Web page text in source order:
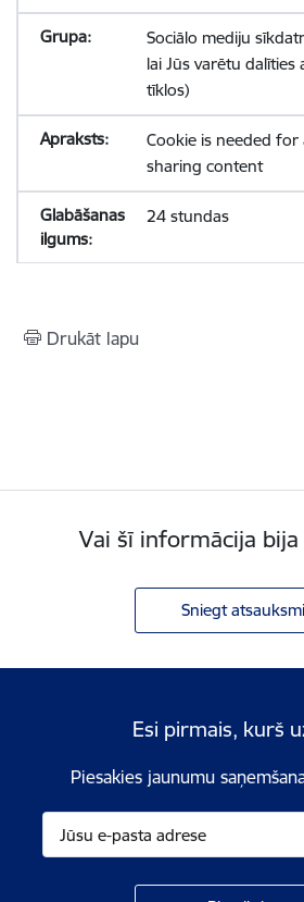
Sociālo mediju
lai Jūs varētu dalīties
tīklos)
Cookie is needed
sharing content
24 stundas
Drukāt lapu
Vai šī informācija
Sniegt atsauksmi
Esi pirmais, kurš
Piesakies jaunumu